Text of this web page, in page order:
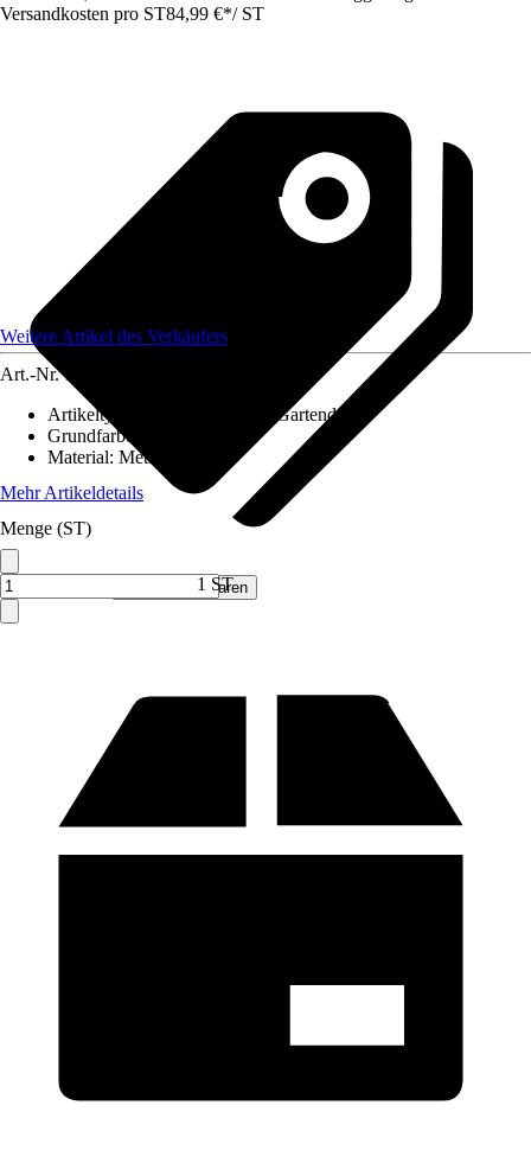
Versandkosten pro ST84,99 €*/ ST
Verkauf durch: Frank Flechtwaren
Weitere Artikel des Verkäufers
Art.-Nr. 12583971
Artikeltyp
Deko Accessoires, Gartendekor
Grundfarbe
Material: Metall
Mehr Artikeldetails
Menge (ST)
1 ST